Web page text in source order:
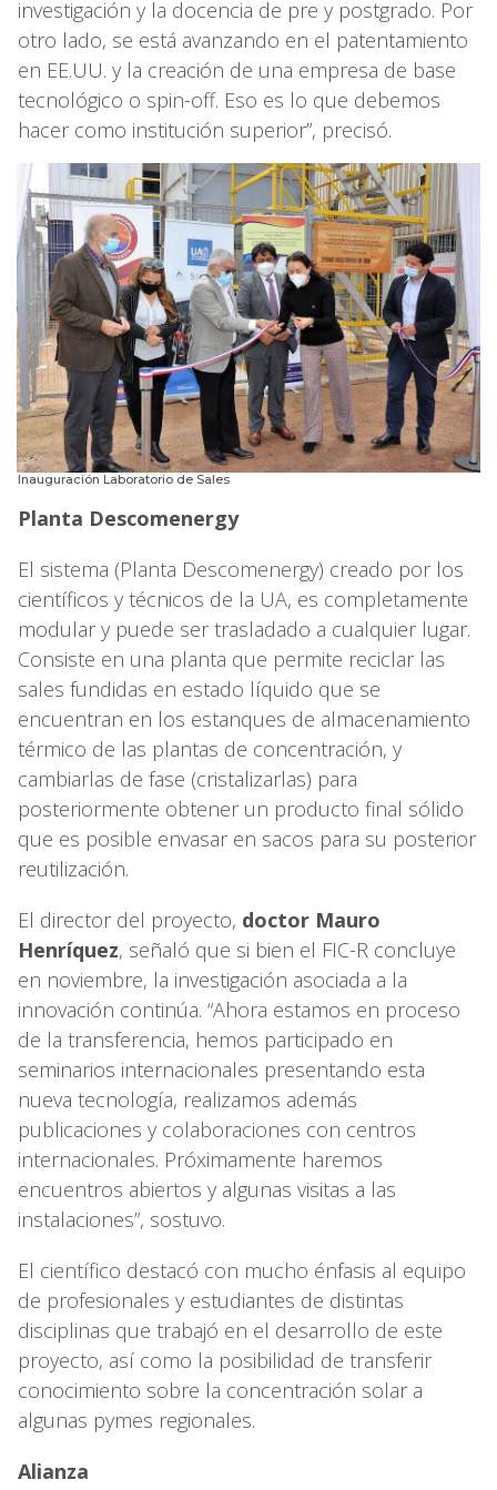
investigación y la docencia de pre y postgrado. Por
otro lado, se está avanzando en el patentamiento
en EE.UU. y la creación de una empresa de base
tecnológico o spin-off. Eso es lo que debemos
hacer como institución superior”, precisó.
Inauguración Laboratorio de Sales
Planta Descomenergy
El sistema (Planta Descomenergy) creado por los
científicos y técnicos de la UA, es completamente
modular y puede ser trasladado a cualquier lugar.
Consiste en una planta que permite reciclar las
sales fundidas en estado líquido que se
encuentran en los estanques de almacenamiento
térmico de las plantas de concentración, y
cambiarlas de fase (cristalizarlas) para
posteriormente obtener un producto final sólido
que es posible envasar en sacos para su posterior
reutilización.
El director del proyecto, doctor Mauro
Henríquez, señaló que si bien el FIC-R concluye
en noviembre, la investigación asociada a la
innovación continúa. “Ahora estamos en proceso
de la transferencia, hemos participado en
seminarios internacionales presentando esta
nueva tecnología, realizamos además
publicaciones y colaboraciones con centros
internacionales. Próximamente haremos
encuentros abiertos y algunas visitas a las
instalaciones”, sostuvo.
El científico destacó con mucho énfasis al equipo
de profesionales y estudiantes de distintas
disciplinas que trabajó en el desarrollo de este
proyecto, así como la posibilidad de transferir
conocimiento sobre la concentración solar a
algunas pymes regionales.
Alianza